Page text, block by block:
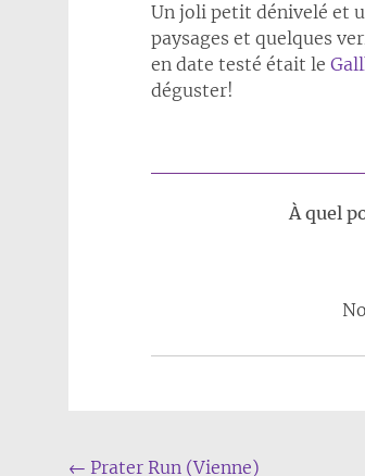
Un joli petit dénivelé et
paysages et quelques
en date testé était le
déguster!
À quel
← Prater Run (Vienne)